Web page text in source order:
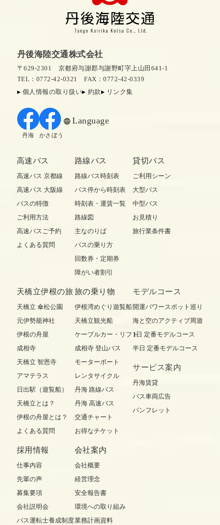
丹後海陸交通株式会社
〒629-2301 京都府与謝郡与謝野町字上山田641-1
TEL：0772-42-0321
FAX：0772-42-0339
個人情報の取り扱い
約款 リンク集
Language
丹海 かさぼう
高速バス
高速バス 京都線
高速バス 大阪線
バスの特徴
ご利用方法
高速バスご予約
よくある質問
路線バス
路線バス時刻表
バス停から時刻表
時刻表・運賃一覧
路線図
主なのりば
バスの乗り方
回数券・定期券
障がい者割引
貸切バス
ご利用シーン
大型バス
中型バス
お見積り
旅行業条件書
天橋立伊根の旅
天橋立 傘松公園
元伊勢籠神社
伊根の舟屋
成相寺
天橋立 智恩寺
アマテラス
日出駅（遊覧船）
天橋立とは？
伊根の舟屋とは？
よくある質問
旅の乗り物
伊根湾めぐり遊覧船
天橋立観光船
ケーブルカー・リフト
成相寺 登山バス
モーターボート
レンタサイクル
丹海 路線バス
丹海 高速バス
交通チャート
お得なチケット
モデルコース
開運パワースポット巡り
海と空のアクティブ周遊
1日 定番モデルコース
半日 定番モデルコース
サービス案内
丹海賃貸
バス車両広告
パンフレット
採用情報
仕事内容
先輩の声
募集要項
会社説明会
バス運転士養成制度
会社案内
会社概要
経営理念
安全報告書
環境への取り組み
業務計画資料